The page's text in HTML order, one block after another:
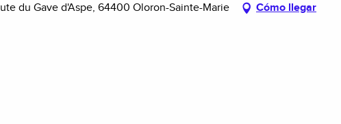
du Gave d'Aspe, 64400 Oloron-Sainte-Marie Cómo llegar